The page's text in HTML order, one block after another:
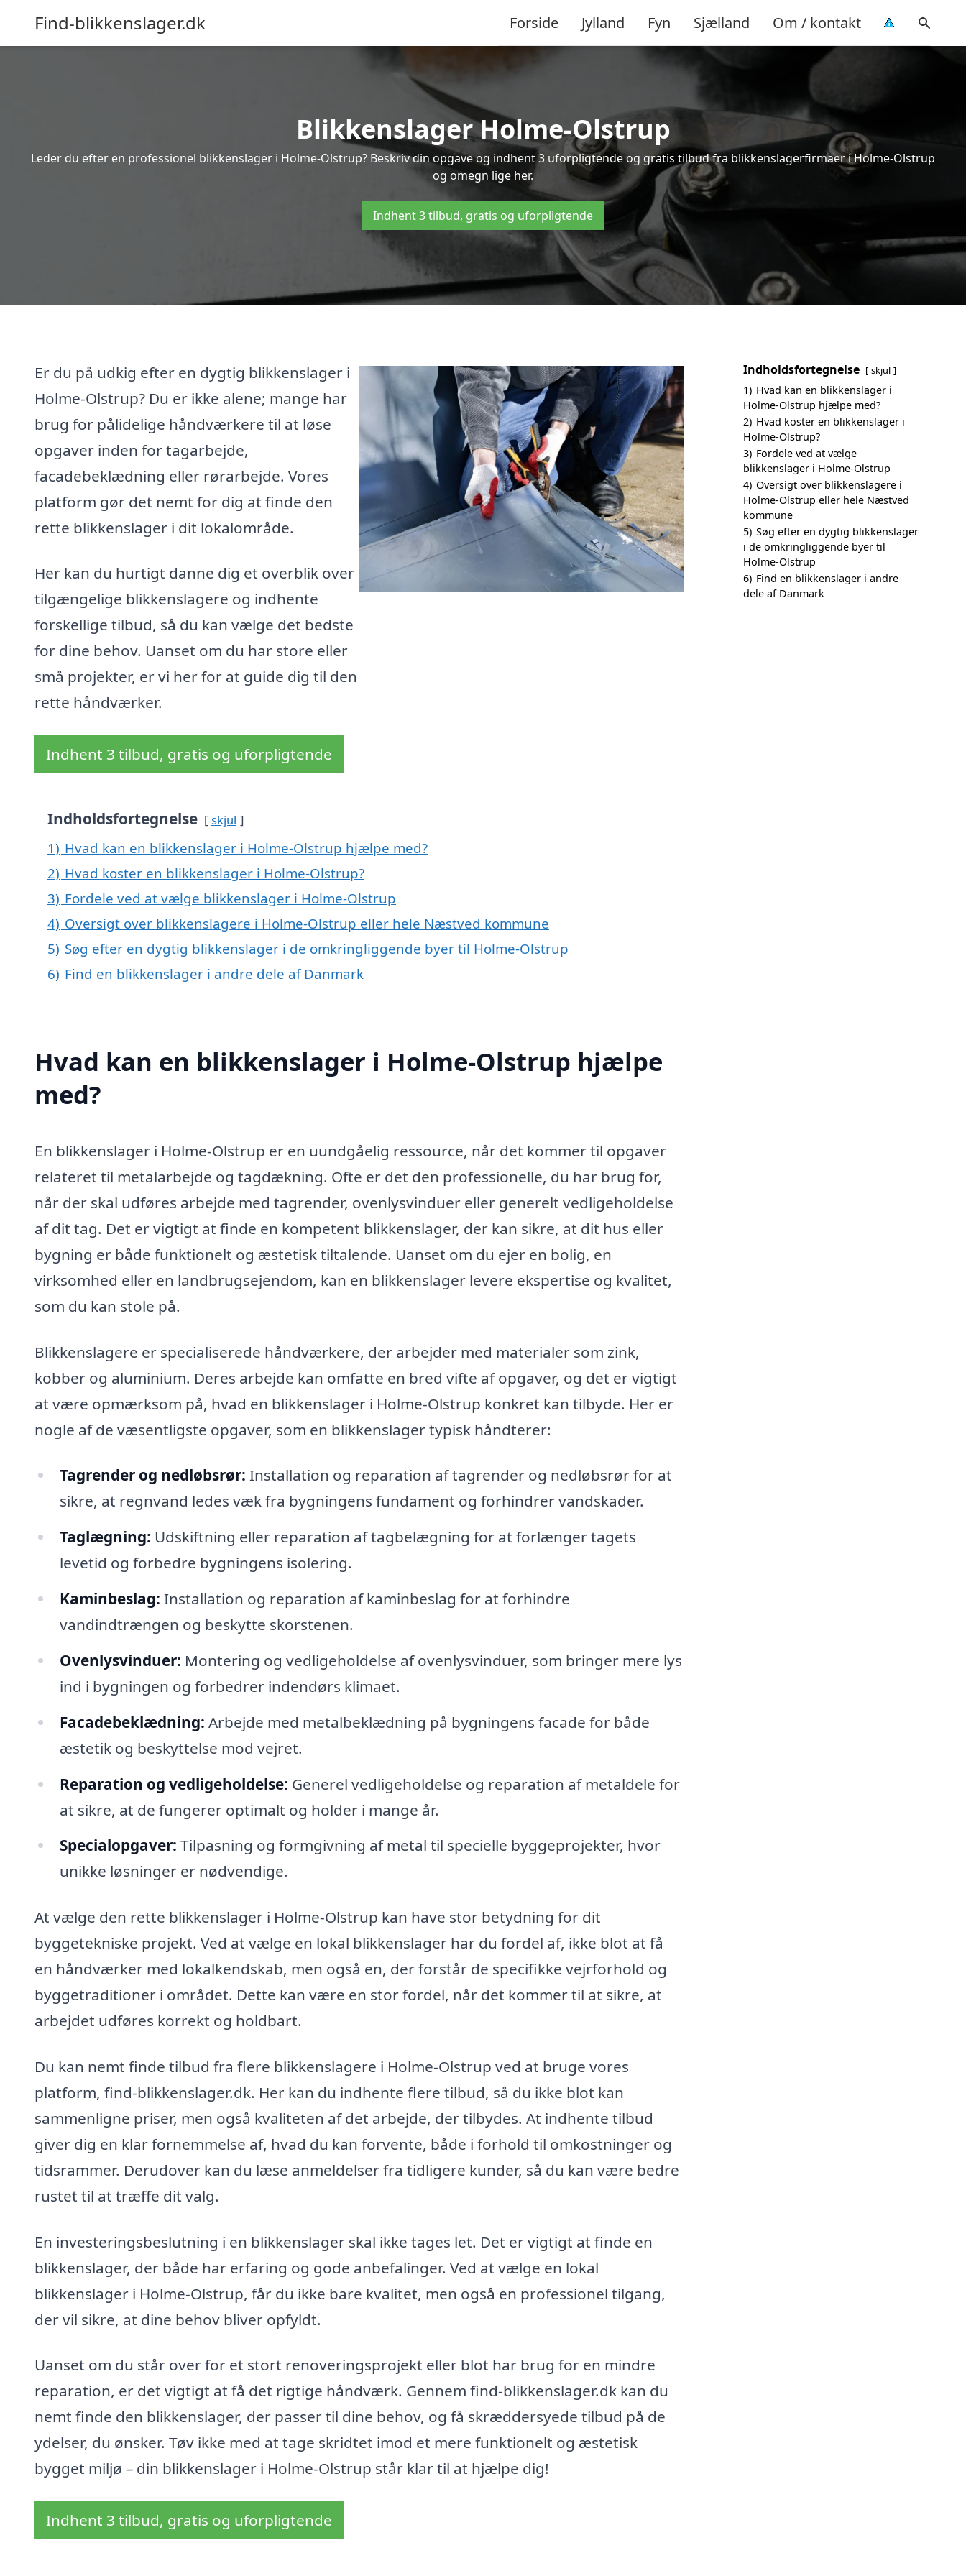
Find-blikkenslager.dk Forside Jylland Fyn Sjælland Om / kontakt
Blikkenslager Holme-Olstrup
Leder du efter en professionel blikkenslager i Holme-Olstrup? Beskriv din opgave og indhent 3 uforpligtende og gratis tilbud fra blikkenslagerfirmaer i Holme-Olstrup
og omegn lige her.
Indhent 3 tilbud, gratis og uforpligtende
Er du på udkig efter en dygtig blikkenslager i
Holme-Olstrup? Du er ikke alene; mange har
brug for pålidelige håndværkere til at løse
opgaver inden for tagarbejde,
facadebeklædning eller rørarbejde. Vores
platform gør det nemt for dig at finde den
rette blikkenslager i dit lokalområde.
Her kan du hurtigt danne dig et overblik over
tilgængelige blikkenslagere og indhente
forskellige tilbud, så du kan vælge det bedste
for dine behov. Uanset om du har store eller
små projekter, er vi her for at guide dig til den
rette håndværker.
Indhent 3 tilbud, gratis og uforpligtende
Indholdsfortegnelse skjul
1) Hvad kan en blikkenslager i Holme-Olstrup hjælpe med?
2) Hvad koster en blikkenslager i Holme-Olstrup?
3) Fordele ved at vælge blikkenslager i Holme-Olstrup
4) Oversigt over blikkenslagere i Holme-Olstrup eller hele Næstved kommune
5) Søg efter en dygtig blikkenslager i de omkringliggende byer til Holme-Olstrup
6) Find en blikkenslager i andre dele af Danmark
Hvad kan en blikkenslager i Holme-Olstrup hjælpe
med?
En blikkenslager i Holme-Olstrup er en uundgåelig ressource, når det kommer til opgaver
relateret til metalarbejde og tagdækning. Ofte er det den professionelle, du har brug for,
når der skal udføres arbejde med tagrender, ovenlysvinduer eller generelt vedligeholdelse
af dit tag. Det er vigtigt at finde en kompetent blikkenslager, der kan sikre, at dit hus eller
bygning er både funktionelt og æstetisk tiltalende. Uanset om du ejer en bolig, en
virksomhed eller en landbrugsejendom, kan en blikkenslager levere ekspertise og kvalitet,
som du kan stole på.
Blikkenslagere er specialiserede håndværkere, der arbejder med materialer som zink,
kobber og aluminium. Deres arbejde kan omfatte en bred vifte af opgaver, og det er vigtigt
at være opmærksom på, hvad en blikkenslager i Holme-Olstrup konkret kan tilbyde. Her er
nogle af de væsentligste opgaver, som en blikkenslager typisk håndterer:
Tagrender og nedløbsrør: Installation og reparation af tagrender og nedløbsrør for at
sikre, at regnvand ledes væk fra bygningens fundament og forhindrer vandskader.
Taglægning: Udskiftning eller reparation af tagbelægning for at forlænger tagets
levetid og forbedre bygningens isolering.
Kaminbeslag: Installation og reparation af kaminbeslag for at forhindre
vandindtrængen og beskytte skorstenen.
Ovenlysvinduer: Montering og vedligeholdelse af ovenlysvinduer, som bringer mere lys
ind i bygningen og forbedrer indendørs klimaet.
Facadebeklædning: Arbejde med metalbeklædning på bygningens facade for både
æstetik og beskyttelse mod vejret.
Reparation og vedligeholdelse: Generel vedligeholdelse og reparation af metaldele for
at sikre, at de fungerer optimalt og holder i mange år.
Specialopgaver: Tilpasning og formgivning af metal til specielle byggeprojekter, hvor
unikke løsninger er nødvendige.
At vælge den rette blikkenslager i Holme-Olstrup kan have stor betydning for dit
byggetekniske projekt. Ved at vælge en lokal blikkenslager har du fordel af, ikke blot at få
en håndværker med lokalkendskab, men også en, der forstår de specifikke vejrforhold og
byggetraditioner i området. Dette kan være en stor fordel, når det kommer til at sikre, at
arbejdet udføres korrekt og holdbart.
Du kan nemt finde tilbud fra flere blikkenslagere i Holme-Olstrup ved at bruge vores
platform, find-blikkenslager.dk. Her kan du indhente flere tilbud, så du ikke blot kan
sammenligne priser, men også kvaliteten af det arbejde, der tilbydes. At indhente tilbud
giver dig en klar fornemmelse af, hvad du kan forvente, både i forhold til omkostninger og
tidsrammer. Derudover kan du læse anmeldelser fra tidligere kunder, så du kan være bedre
rustet til at træffe dit valg.
En investeringsbeslutning i en blikkenslager skal ikke tages let. Det er vigtigt at finde en
blikkenslager, der både har erfaring og gode anbefalinger. Ved at vælge en lokal
blikkenslager i Holme-Olstrup, får du ikke bare kvalitet, men også en professionel tilgang,
der vil sikre, at dine behov bliver opfyldt.
Uanset om du står over for et stort renoveringsprojekt eller blot har brug for en mindre
reparation, er det vigtigt at få det rigtige håndværk. Gennem find-blikkenslager.dk kan du
nemt finde den blikkenslager, der passer til dine behov, og få skræddersyede tilbud på de
ydelser, du ønsker. Tøv ikke med at tage skridtet imod et mere funktionelt og æstetisk
bygget miljø – din blikkenslager i Holme-Olstrup står klar til at hjælpe dig!
Indhent 3 tilbud, gratis og uforpligtende
Indholdsfortegnelse skjul
1) Hvad kan en blikkenslager i
Holme-Olstrup hjælpe med?
2) Hvad koster en blikkenslager i
Holme-Olstrup?
3) Fordele ved at vælge
blikkenslager i Holme-Olstrup
4) Oversigt over blikkenslagere i
Holme-Olstrup eller hele Næstved
kommune
5) Søg efter en dygtig blikkenslager
i de omkringliggende byer til
Holme-Olstrup
6) Find en blikkenslager i andre
dele af Danmark